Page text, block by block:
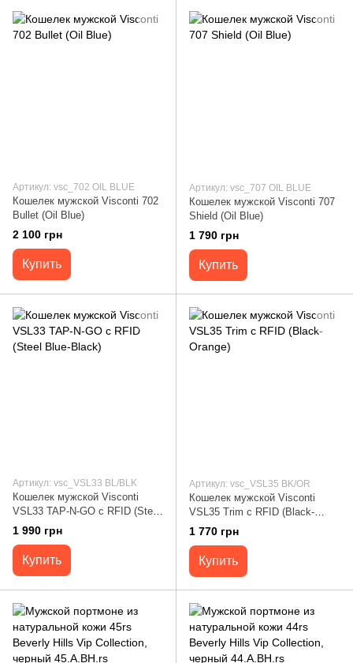
Артикул: vsc_702 OIL BLUE
Кошелек мужской Visconti 702
Bullet (Oil Blue)
2 100 грн
Купить
Артикул: vsc_707 OIL BLUE
Кошелек мужской Visconti 707
Shield (Oil Blue)
1 790 грн
Купить
Артикул: vsc_VSL33 BL/BLK
Кошелек мужской Visconti
VSL33 TAP-N-GO c RFID (Steel
Blue-Black)
1 990 грн
Купить
Артикул: vsc_VSL35 BK/OR
Кошелек мужской Visconti
VSL35 Trim c RFID (Black-
Orange)
1 770 грн
Купить